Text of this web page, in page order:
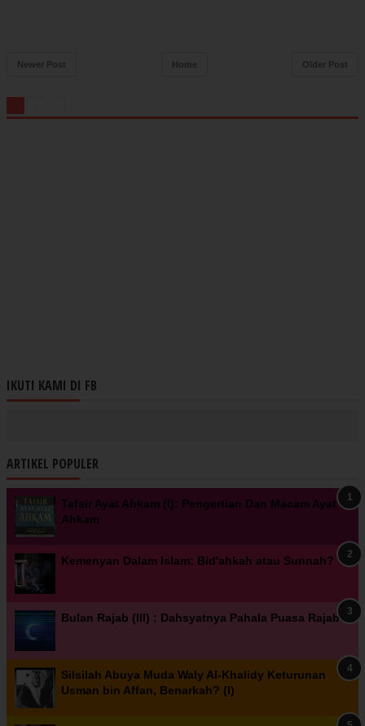
Newer Post Older Post
Home
IKUTI KAMI DI FB
ARTIKEL POPULER
Tafsir Ayat Ahkam (I): Pengertian Dan Macam Ayat
Ahkam
Kemenyan Dalam Islam: Bid'ahkah atau Sunnah?
Bulan Rajab (III) : Dahsyatnya Pahala Puasa Rajab
Silsilah Abuya Muda Waly Al-Khalidy Keturunan
Usman bin Affan, Benarkah? (I)